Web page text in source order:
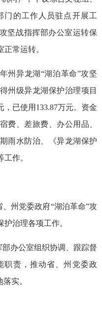
门的工作人员驻点开展工
坚战指挥部办公室运转保
常运转。
州异龙湖“湖泊革命”攻坚
州级异龙湖保护治理项目
，已使用133.87万元。资金
费、差旅费、办公用品、
雨水防治、《异龙湖保护
作。
州党委政府“湖泊革命”攻
治理各项工作。
办公室组织协调、跟踪督
职责，推动省、州党委政
实。